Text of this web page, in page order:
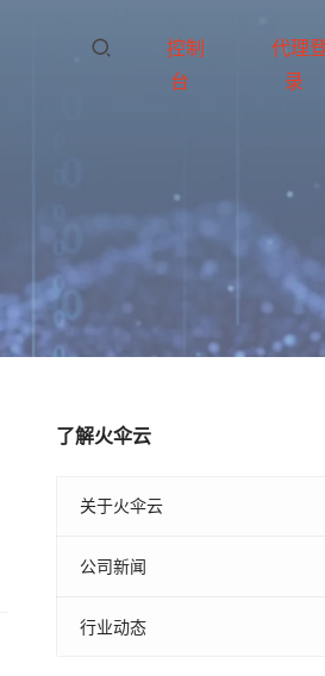
控制
台
代理
录
了解火伞云
关于火伞云
公司新闻
行业动态